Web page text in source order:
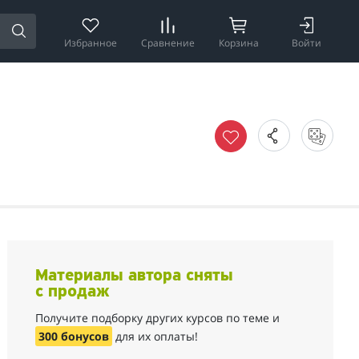
Избранное Сравнение Корзина Войти
Материалы автора сняты
с продаж
Получите подборку других курсов по теме и
300 бонусов для их оплаты!